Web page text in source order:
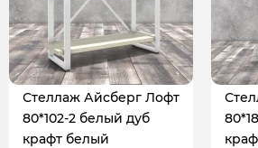
Стеллаж Айсберг Лофт
80*102-2 белый дуб
крафт белый